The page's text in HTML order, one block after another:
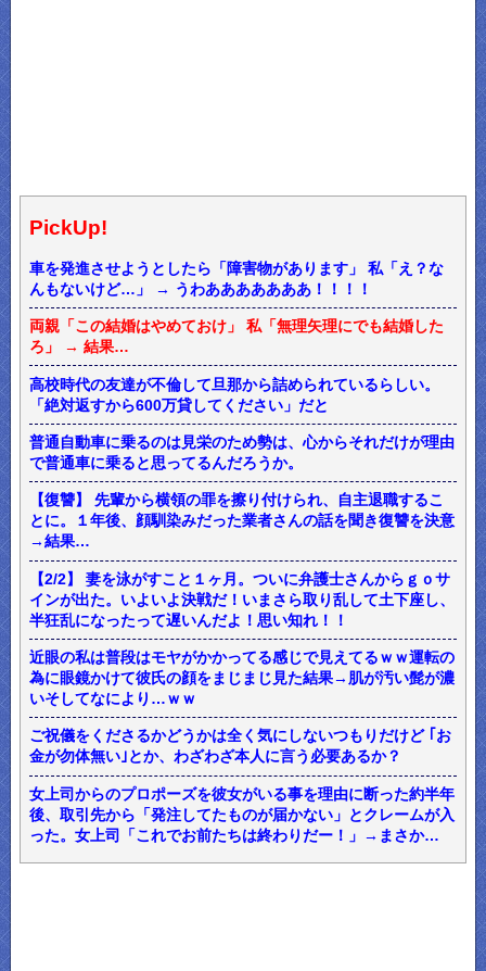
PickUp!
車を発進させようとしたら「障害物があります」 私「え？な
んもないけど…」 → うわあああああああ！！！！
両親「この結婚はやめておけ」 私「無理矢理にでも結婚した
ろ」 → 結果…
高校時代の友達が不倫して旦那から詰められているらしい。
「絶対返すから600万貸してください」だと
普通自動車に乗るのは見栄のため勢は、心からそれだけが理由
で普通車に乗ると思ってるんだろうか。
【復讐】 先輩から横領の罪を擦り付けられ、自主退職するこ
とに。１年後、顔馴染みだった業者さんの話を聞き復讐を決意
→結果…
【2/2】 妻を泳がすこと１ヶ月。ついに弁護士さんからｇｏサ
インが出た。いよいよ決戦だ！いまさら取り乱して土下座し、
半狂乱になったって遅いんだよ！思い知れ！！
近眼の私は普段はモヤがかかってる感じで見えてるｗｗ運転の
為に眼鏡かけて彼氏の顔をまじまじ見た結果→肌が汚い髭が濃
いそしてなにより…ｗｗ
ご祝儀をくださるかどうかは全く気にしないつもりだけど ｢お
金が勿体無い｣とか、わざわざ本人に言う必要あるか？
女上司からのプロポーズを彼女がいる事を理由に断った約半年
後、取引先から「発注してたものが届かない」とクレームが入
った。女上司「これでお前たちは終わりだー！」→まさか…